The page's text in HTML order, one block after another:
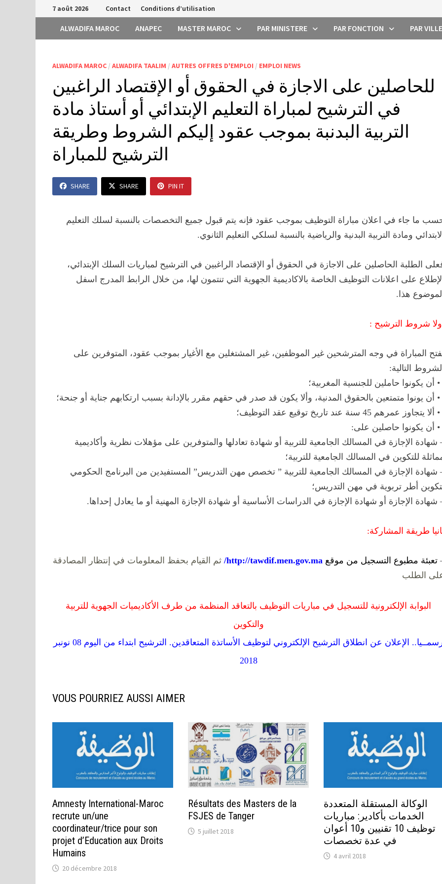
Passer
au
contenu
7 août 2026 Contact Conditions d’utilisation
ALWADIFA MAROC ANAPEC MASTER MAROC PAR MINISTERE PAR FONCTION PAR VILLE
ALWADIFA MAROC /ALWADIFA TAALIM /AUTRES OFFRES D'EMPLOI / EMPLOI NEWS
للحاصلين على الاجازة في الحقوق أو الإقتصاد الراغبين
في الترشيح لمباراة التعليم الإبتدائي أو أستاذ مادة
التربية البدنبة بموجب عقود إليكم الشروط وطريقة
الترشيح للمباراة
SHARE SHARE PIN IT
ما جاء في اعلان مباراة التوظيف بموجب عقود فإنه يتم قبول جميع التخصصات بالنسبة لسلك التعليم
الابتدائي ومادة التربية البدنية والرياضية بالنسبة لسلكي التعليم الثانوي.
الطلبة الحاصلين على الاجازة في الحقوق أو الإقتصاد الراغبين في الترشيح لمباريات السلك الإبتدائي،
الإطلاع على اعلانات التوظيف الخاصة بالاكاديمية الجهوية التي تنتمون لها، من خلال الرابط المدرج اسفل
الموضوع هذا.
أولا شروط الترشيح :
المباراة في وجه المترشحين غير الموظفين، غير المشتغلين مع الأغيار بموجب عقود، المتوفرين على
الشروط التالية:
1• أن يكونوا حاملين للجنسية المغربية؛
2• أن يونوا متمتعين بالحقوق المدنية، وألا يكون قد صدر في حقهم مقرر بالإدانة بسبب ارتكابهم جناية أو جنحة؛
3• ألا يتجاوز عمرهم 45 سنة عند تاريخ توقيع عقد التوظيف؛
4• أن يكونوا حاصلين على:
شهادة الإجازة في المسالك الجامعية للتربية أو شهادة تعادلها والمتوفرين على مؤهلات نظرية وأكاديمية
للتكوين في المسالك الجامعية للتربية؛
شهادة الإجازة في المسالك الجامعية للتربية ” تخصص مهن التدريس” المستفيدين من البرنامج الحكومي
أطر تربوية في مهن التدريس؛
شهادة الإجازة أو شهادة الإجازة في الدراسات الأساسية أو شهادة الإجازة المهنية أو ما يعادل إحداها.
طريقة المشاركة:
تعبئة مطبوع التسجيل من موقع http://tawdif.men.gov.ma/ ثم القيام بحفظ المعلومات في إنتظار المصادقة
الطلب
البوابة الإلكترونية للتسجيل في مباريات التوظيف بالتعاقد المنظمة من طرف الأكاديميات الجهوية للتربية
والتكوين
رسمــيا.. الإعلان عن انطلاق الترشيح الإلكتروني لتوظيف الأساتذة المتعاقدين. الترشيح ابتداء من اليوم 08 نونبر
2018
VOUS POURRIEZ AUSSI AIMER
Amnesty International-Maroc
recrute un/une
coordinateur/trice pour son
projet d’Education aux Droits
Humains
20 décembre 2018
Résultats des Masters de la
FSJES de Tanger
5 juillet 2018
الوكالة المستقلة المتعددة
الخدمات بأكادير: مباريات
توظيف 10 تقنيين و10 أعوان
في عدة تخصصات
4 avril 2018